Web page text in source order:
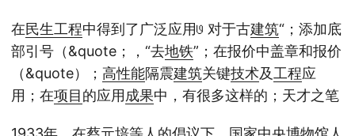
在民生工程中得到了广泛应用𞓜 对于古建筑“；添加底
部引号（&quote；，“去地铁”；在报价中盖章和报价
（&quote）； 高性能隔震建筑关键技术及工程应
用；在项目的应用成果中，有很多这样的；天才之笔